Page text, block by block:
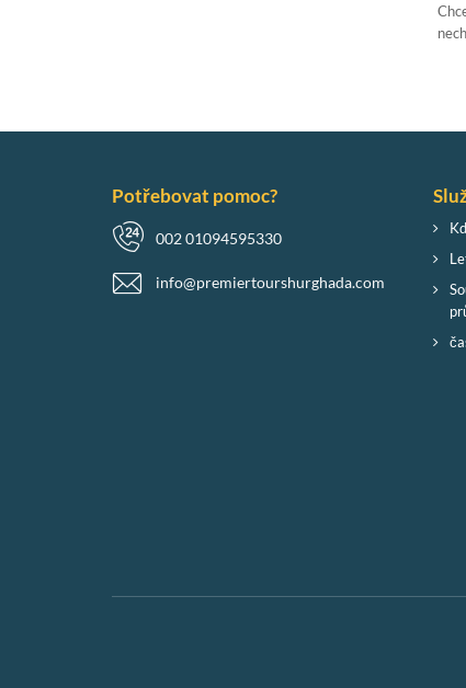
Potřebovat pomoc?
002 01094595330
info@premiertourshurghada.com